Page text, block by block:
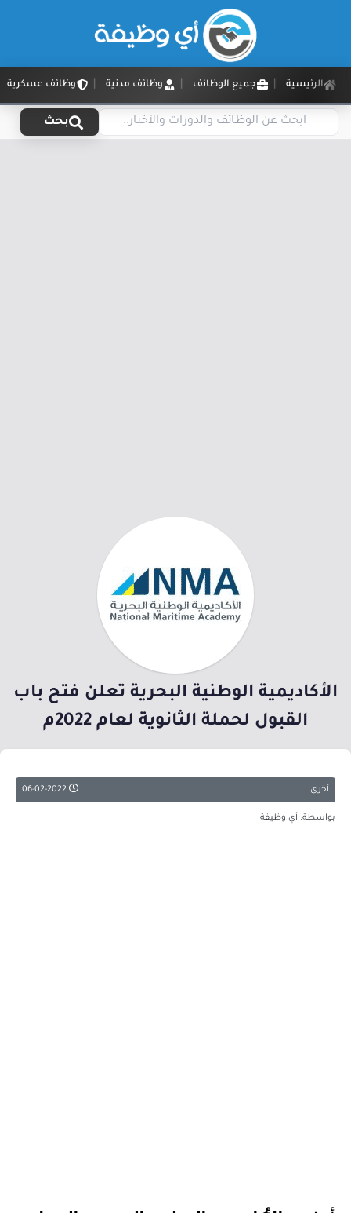
الرئيسية جميع الوظائف وظائف مدنية وظائف عسكرية
بحث
الأكاديمية الوطنية البحرية تعلن فتح باب
القبول لحملة الثانوية لعام 2022م
أخرى
بواسطة: أي وظيفة